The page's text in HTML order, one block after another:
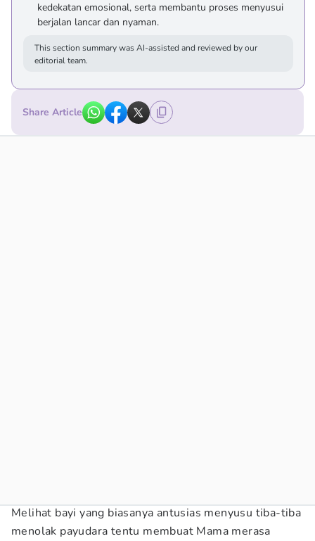
kedekatan emosional, serta membantu proses menyusui
berjalan lancar dan nyaman.
This section summary was AI-assisted and reviewed by our
editorial team.
Share Article
Melihat bayi yang biasanya antusias menyusu tiba-tiba
menolak payudara tentu membuat Mama merasa